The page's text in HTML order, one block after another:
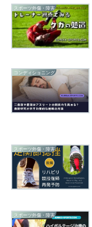
スポーツ外傷・障害
コンディショニング
スポーツ外傷・障害
スポーツ外傷・障害